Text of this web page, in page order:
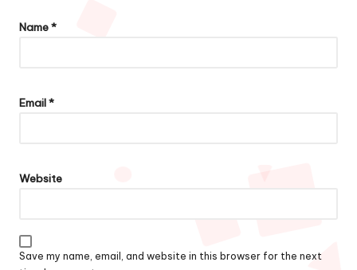
Name*
Email*
Website
Save my name, email, and website in this browser for the next